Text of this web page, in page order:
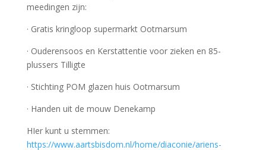
meedingen zijn:
· Gratis kringloop supermarkt Ootmarsum
· Ouderensoos en Kerstattentie voor zieken en 85-
plussers Tilligte
· Stichting POM glazen huis Ootmarsum
· Handen uit de mouw Denekamp
HIer kunt u stemmen:
https://www.aartsbisdom.nl/home/diaconie/ariens-